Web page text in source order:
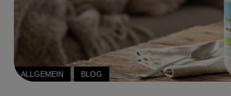
ALLGEMEIN BLOG